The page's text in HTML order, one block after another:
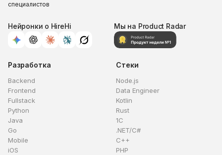
специалистов
Нейронки о HireHi Мы на Product Radar
Разработка
Backend
Frontend
Fullstack
Python
Java
Go
Mobile
iOS
Стеки
Node.js
Data Engineer
Kotlin
Rust
1C
.NET/C#
C++
PHP